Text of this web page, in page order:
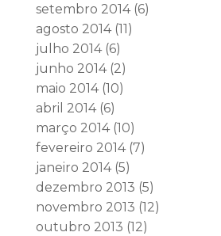
setembro 2014(6)
agosto 2014(11)
julho 2014(6)
junho 2014(2)
maio 2014(10)
abril 2014(6)
março 2014(10)
fevereiro 2014(7)
janeiro 2014(5)
dezembro 2013 (5)
novembro 2013 (12)
outubro 2013 (12)